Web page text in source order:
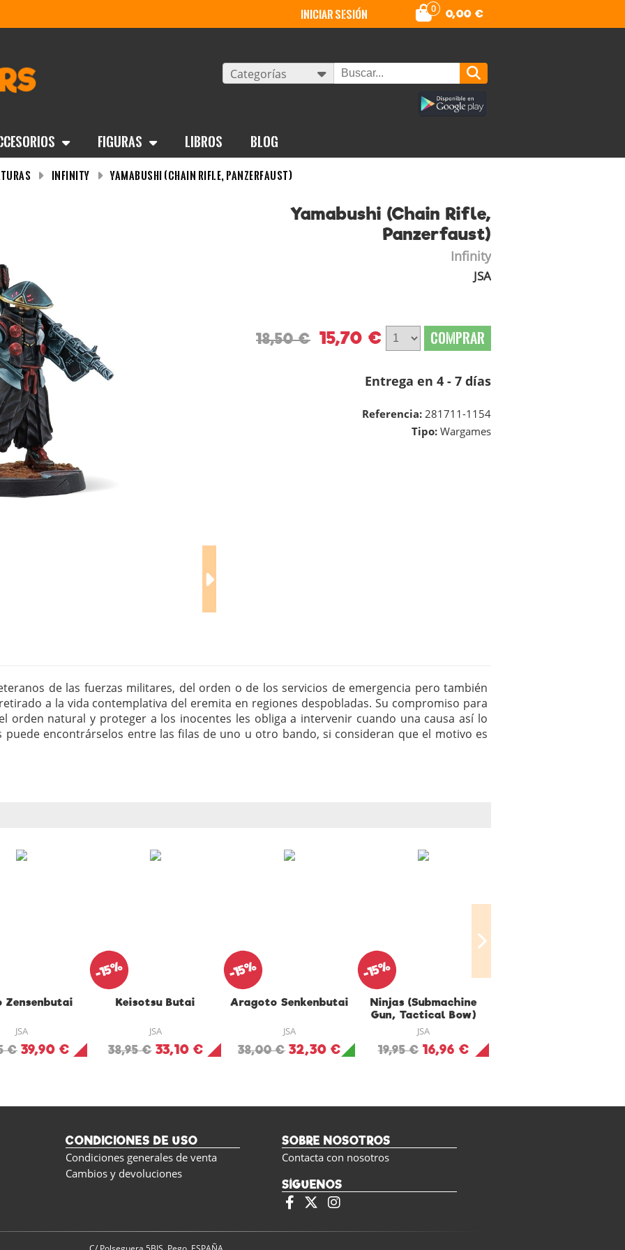
0 0,00 €
iniciar sesión
Categorías
Figuras Libros BLOG
Infinity Yamabushi (Chain Rifle, Panzerfaust)
Yamabushi (Chain Rifle,
Panzerfaust)
Infinity
JSA
18,50 € 15,70 € COMPRAR
Entrega en 4 - 7 días
Referencia: 281711-1154
Tipo: Wargames
de las fuerzas militares, del orden o de los servicios de emergencia pero también
a la vida contemplativa del eremita en regiones despobladas. Su compromiso para
orden natural y proteger a los inocentes les obliga a intervenir cuando una causa así lo
puede encontrárselos entre las filas de uno u otro bando, si consideran que el motivo es
Zensenbutai
JSA
€ 39,90 €
Keisotsu Butai
JSA
38,95 € 33,10 €
-15%
Aragoto Senkenbutai
JSA
38,00 € 32,30 €
-15%
Ninjas (Submachine
Gun, Tactical Bow)
JSA
19,95 € 16,96 €
-15%
CONDICIONES DE USO
Condiciones generales de venta
Cambios y devoluciones
SOBRE NOSOTROS
Contacta con nosotros
SÍGUENOS